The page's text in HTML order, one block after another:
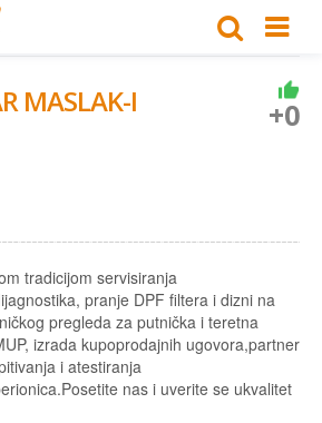
MASLAK-I
+0
tradicijom servisiranja
pranje DPF filtera i dizni na
pregleda za putnička i teretna
izrada kupoprodajnih ugovora,partner
i atestiranja
nas i uverite se ukvalitet